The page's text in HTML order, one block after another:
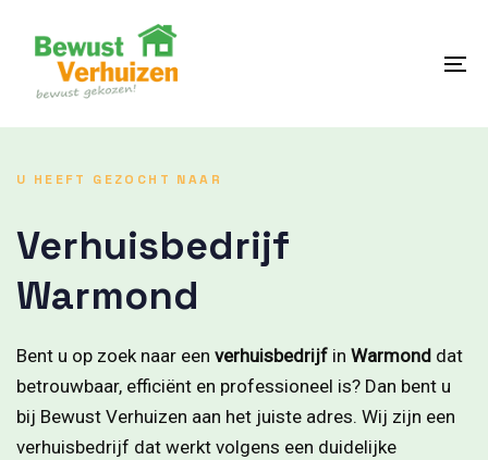
content
U HEEFT GEZOCHT NAAR
Verhuisbedrijf
Warmond
Bent u op zoek naar een verhuisbedrijf in Warmond dat
betrouwbaar, efficiënt en professioneel is? Dan bent u
bij Bewust Verhuizen aan het juiste adres. Wij zijn een
verhuisbedrijf dat werkt volgens een duidelijke